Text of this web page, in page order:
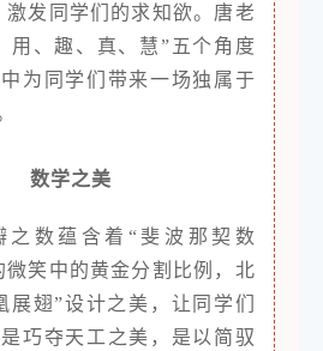
激发同学们的求知欲。唐老
用、趣、真、慧”五个角度
为同学们带来一场独属于
数学之美
之数蕴含着“斐波那契数
微笑中的黄金分割比例，北
展翅”设计之美，让同学们
巧夺天工之美，是以简驭